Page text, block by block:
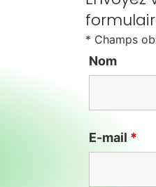
* Champs
Nom
E-mail *